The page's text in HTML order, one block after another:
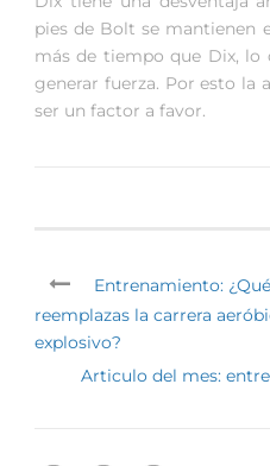
pies de Bolt se mantienen
más de tiempo que Dix, lo
generar fuerza. Por esto la
ser un factor a favor.
Entrenamiento:
reemplazas la carrera
explosivo?
Articulo del mes: